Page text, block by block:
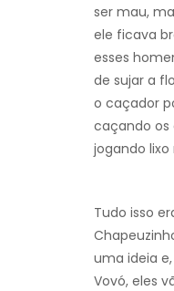
ser mau,
ele ficava
esses
de sujar a
o caçador
caçando os
jogando
Tudo isso
uma ideia
Vovó, eles